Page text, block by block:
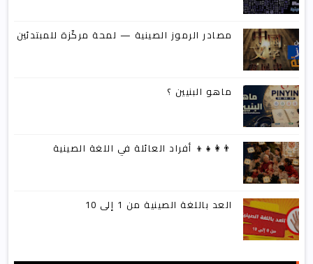
مصادر الرموز الصينية — لمحة مركّزة للمبتدئين
ماهو البنيين ؟
👨‍👩‍👧‍👦 أفراد العائلة في اللغة الصينية
العد باللغة الصينية من 1 إلى 10